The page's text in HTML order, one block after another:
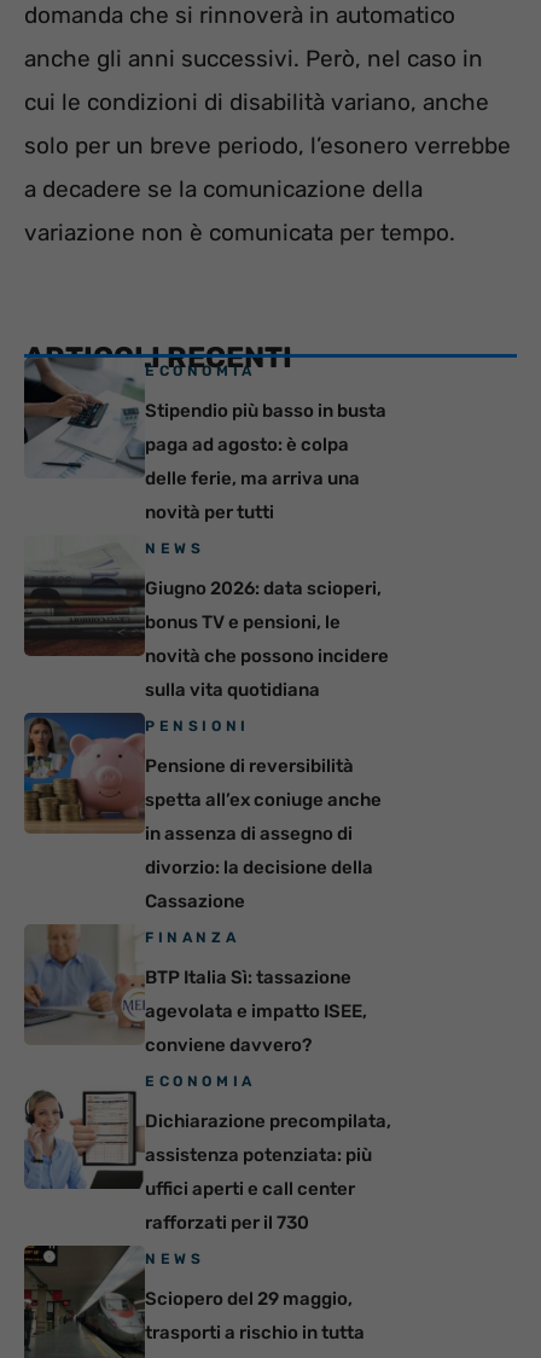
domanda che si rinnoverà in automatico
anche gli anni successivi. Però, nel caso in
cui le condizioni di disabilità variano, anche
solo per un breve periodo, l’esonero verrebbe
a decadere se la comunicazione della
variazione non è comunicata per tempo.
ARTICOLI RECENTI
ECONOMIA
Stipendio più basso in busta
paga ad agosto: è colpa
delle ferie, ma arriva una
novità per tutti
NEWS
Giugno 2026: data scioperi,
bonus TV e pensioni, le
novità che possono incidere
sulla vita quotidiana
PENSIONI
Pensione di reversibilità
spetta all’ex coniuge anche
in assenza di assegno di
divorzio: la decisione della
Cassazione
FINANZA
BTP Italia Sì: tassazione
agevolata e impatto ISEE,
conviene davvero?
ECONOMIA
Dichiarazione precompilata,
assistenza potenziata: più
uffici aperti e call center
rafforzati per il 730
NEWS
Sciopero del 29 maggio,
trasporti a rischio in tutta